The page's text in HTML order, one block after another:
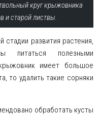
круг крыжовника
и старой листвы.
развития растения,
питаться полезными
имеет большое
то удалить такие сорняки
обработать кусты